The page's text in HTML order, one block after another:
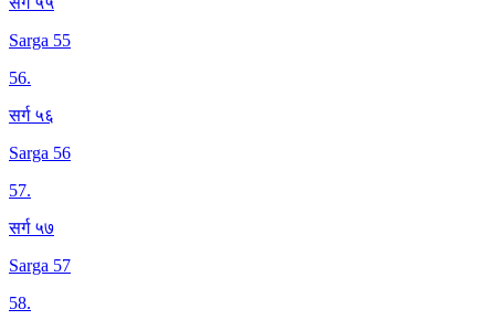
Sarga 55
56.
सर्ग ५६
Sarga 56
57.
सर्ग ५७
Sarga 57
58.